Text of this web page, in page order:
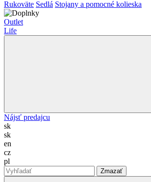
Rukoväte Sedlá Stojany a pomocné kolieska
Outlet
Life
Nájsť predajcu
sk
sk
en
cz
pl
Zmazať